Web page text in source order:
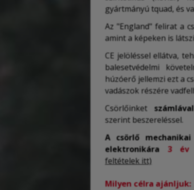
gyártmányú tquad, és
Az "England" felirat a
amint a képeken is
CE jelöléssel ellátva,
balesetvédelmi
húzóerő jellemzi ezt a
vadászok részére
Csörlőinket
szerint beszereléssel.
A csörlő
elektronikára 3 év
feltételek itt)
Milyen célra ajánljuk: